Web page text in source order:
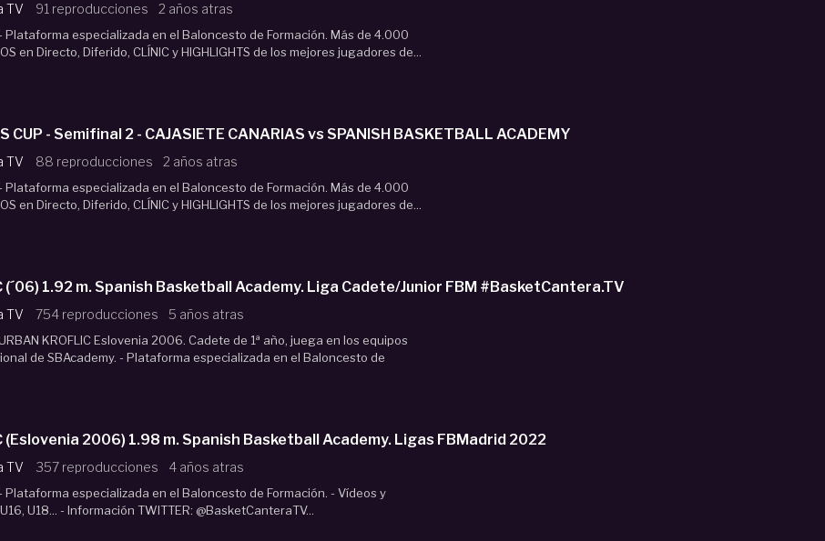
TV 91 reproducciones 2 años atras
Plataforma especializada en el Baloncesto de Formación. Más de 4.000
en Directo, Diferido, CLÍNIC y HIGHLIGHTS de los mejores jugadores de...
CUP - Semifinal 2 - CAJASIETE CANARIAS vs SPANISH BASKETBALL ACADEMY
TV 88 reproducciones 2 años atras
Plataforma especializada en el Baloncesto de Formación. Más de 4.000
en Directo, Diferido, CLÍNIC y HIGHLIGHTS de los mejores jugadores de...
(´06) 1.92 m. Spanish Basketball Academy. Liga Cadete/Junior FBM #BasketCantera.TV
TV 754 reproducciones 5 años atras
KROFLIC Eslovenia 2006. Cadete de 1ª año, juega en los equipos
de SBAcademy. - Plataforma especializada en el Baloncesto de
(Eslovenia 2006) 1.98 m. Spanish Basketball Academy. Ligas FBMadrid 2022
TV 357 reproducciones 4 años atras
Plataforma especializada en el Baloncesto de Formación. - Vídeos y
U18... - Información TWITTER: @BasketCanteraTV...